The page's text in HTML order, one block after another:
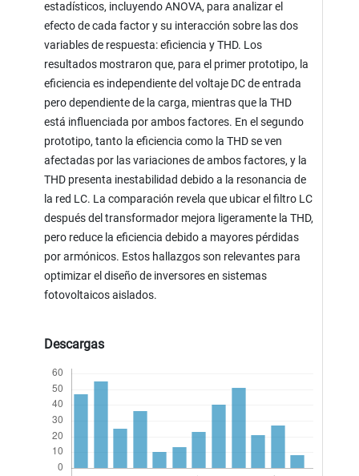
estadísticos, incluyendo ANOVA, para analizar el
efecto de cada factor y su interacción sobre las dos
variables de respuesta: eficiencia y THD. Los
resultados mostraron que, para el primer prototipo, la
eficiencia es independiente del voltaje DC de entrada
pero dependiente de la carga, mientras que la THD
está influenciada por ambos factores. En el segundo
prototipo, tanto la eficiencia como la THD se ven
afectadas por las variaciones de ambos factores, y la
THD presenta inestabilidad debido a la resonancia de
la red LC. La comparación revela que ubicar el filtro LC
después del transformador mejora ligeramente la THD,
pero reduce la eficiencia debido a mayores pérdidas
por armónicos. Estos hallazgos son relevantes para
optimizar el diseño de inversores en sistemas
fotovoltaicos aislados.
Descargas